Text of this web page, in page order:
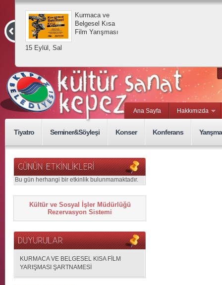
15 Eylül, Sal
Kurmaca ve
Belgesel Kısa
Film Yarışması
Ana Sayfa Hakkımızda
Tiyatro Seminer&Söyleşi Konser Konferans Yarışma
Bu gün herhangi bir etkinlik bulunmamaktadır.
Kültür ve Sosyal İşler Müdürlüğü
Rezervasyon Sistemi
KURMACA VE BELGESEL KISA FİLM
YARIŞMASI ŞARTNAMESİ